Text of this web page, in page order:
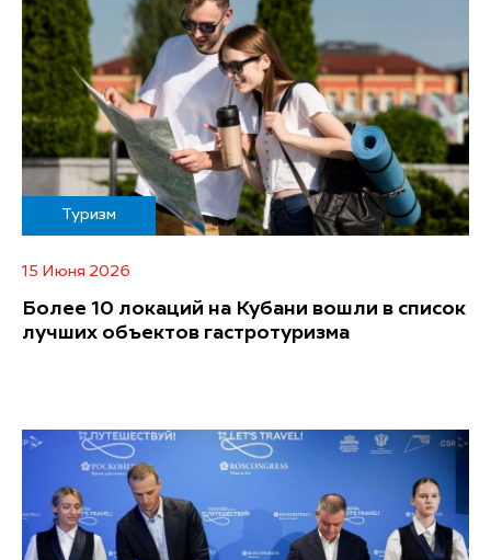
Туризм
15 Июня 2026
Более 10 локаций на Кубани вошли в список
лучших объектов гастротуризма